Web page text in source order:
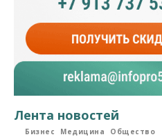
Лента новостей
Бизнес Медицина Общество